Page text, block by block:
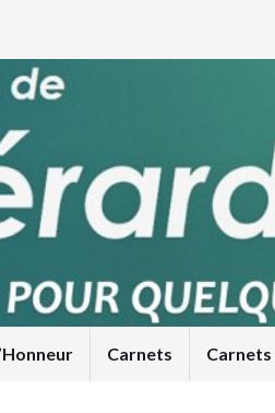
Carnets